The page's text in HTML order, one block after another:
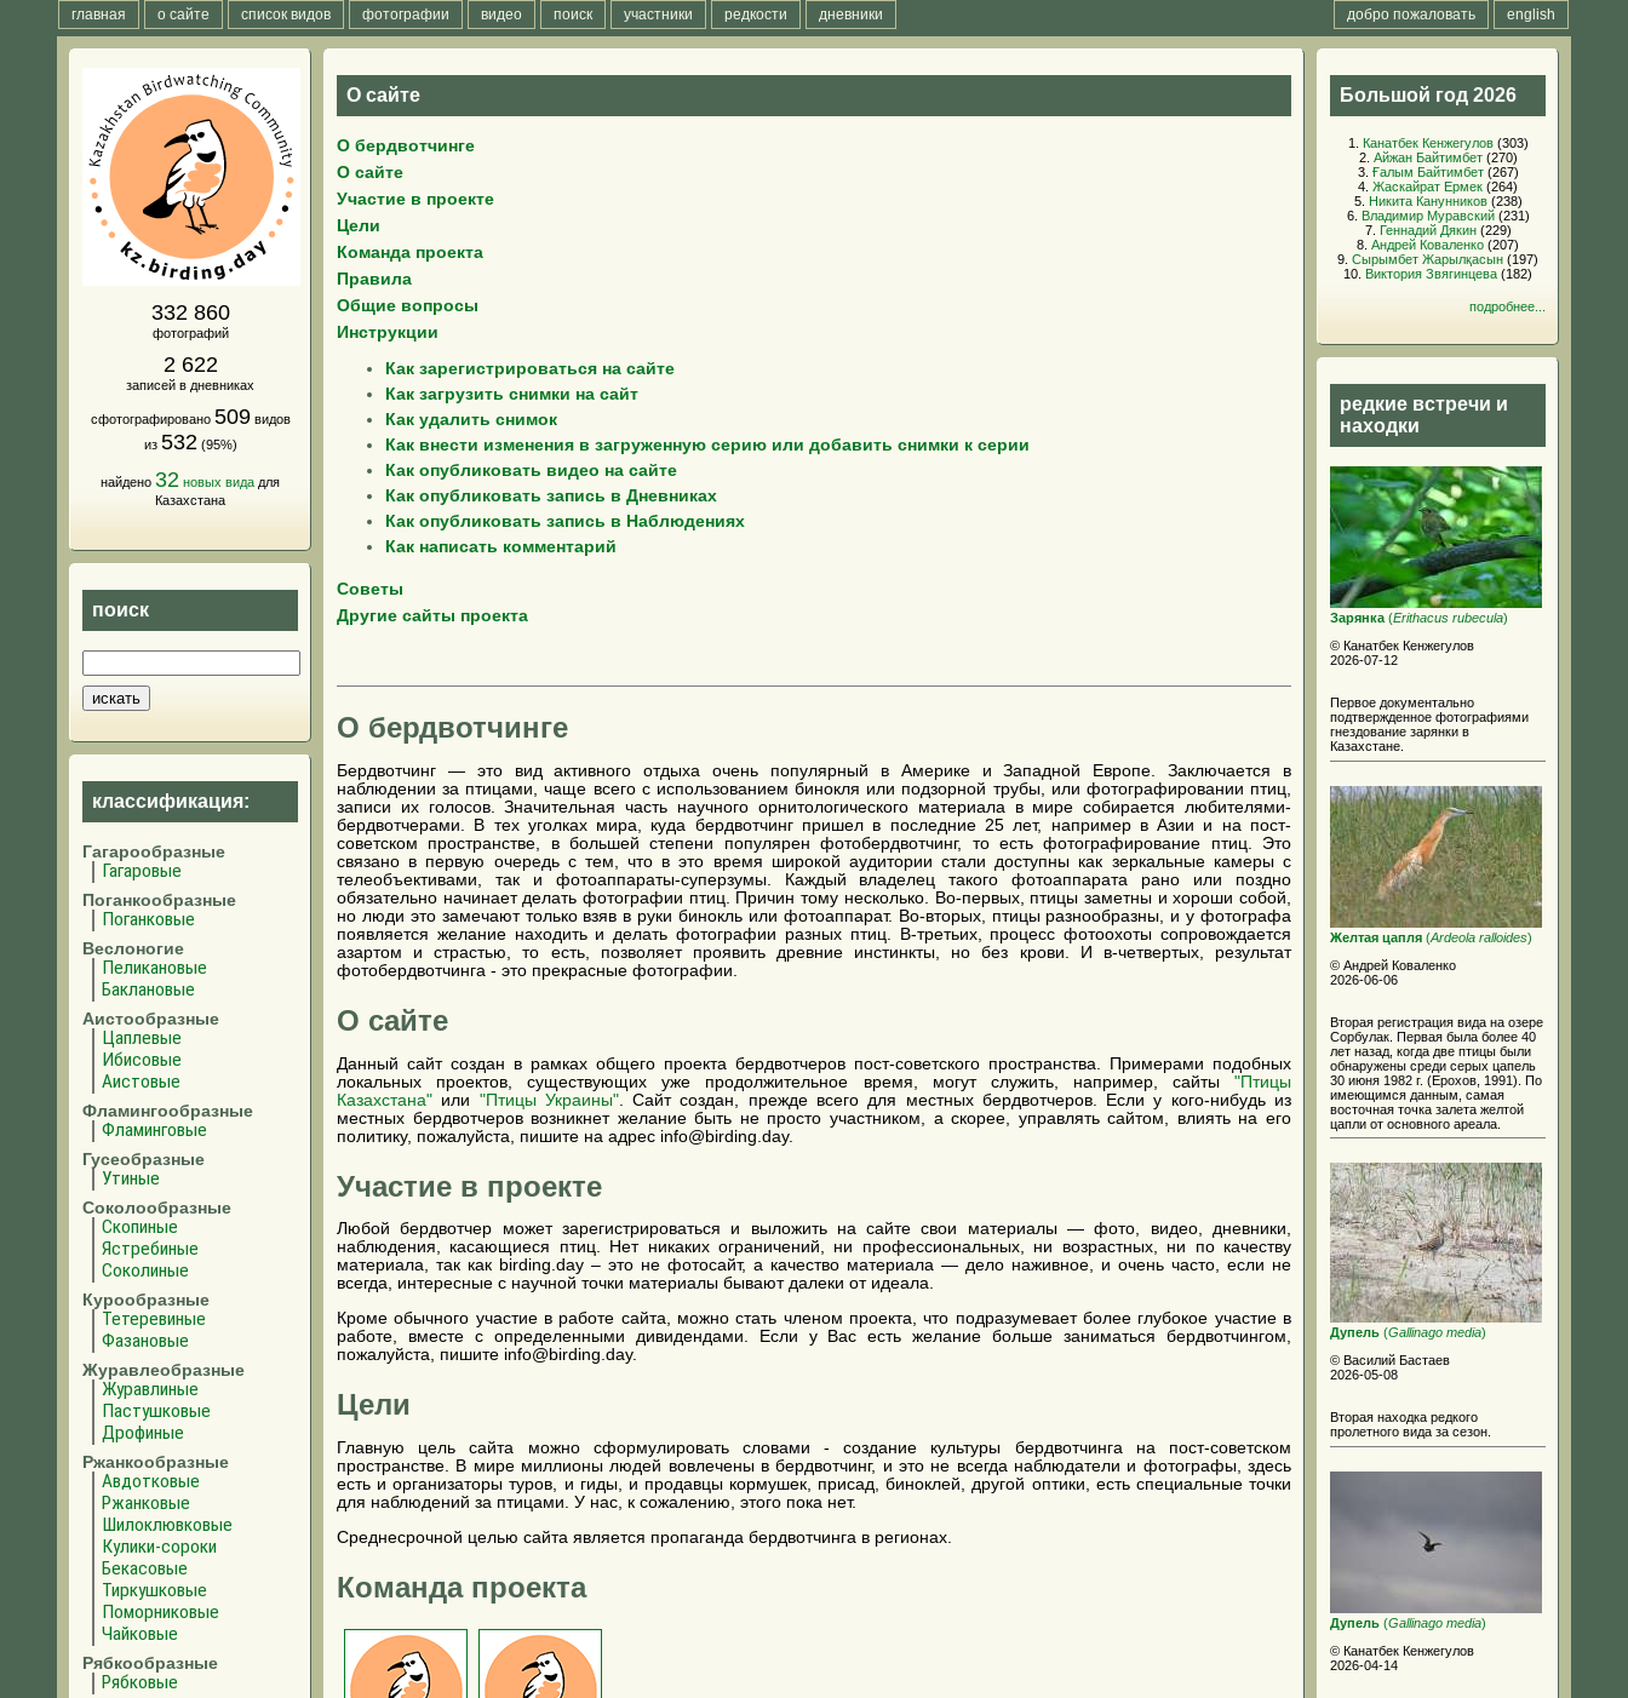
главная о сайте список видов фотографии видео поиск участники редкости дневники english
добро пожаловать
332 860
фотографий
2 622
записей в дневниках
сфотографировано 509видов
из 532 (95%)
найдено 32 новых вида для
Казахстана
поиск
классификация:
Гагарообразные
Гагаровые
Поганкообразные
Поганковые
Веслоногие
Пеликановые
Баклановые
Аистообразные
Цаплевые
Ибисовые
Аистовые
Фламингообразные
Фламинговые
Гусеобразные
Утиные
Соколообразные
Скопиные
Ястребиные
Соколиные
Курообразные
Тетеревиные
Фазановые
Журавлеобразные
Журавлиные
Пастушковые
Дрофиные
Ржанкообразные
Авдотковые
Ржанковые
Шилоклювковые
Кулики-сороки
Бекасовые
Тиркушковые
Поморниковые
Чайковые
Рябкообразные
Рябковые
О сайте
О бердвотчинге
О сайте
Участие в проекте
Цели
Команда проекта
Правила
Общие вопросы
Инструкции
Как зарегистрироваться на сайте
Как загрузить снимки на сайт
Как удалить снимок
Как внести изменения в загруженную серию или добавить снимки к серии
Как опубликовать видео на сайте
Как опубликовать запись в Дневниках
Как опубликовать запись в Наблюдениях
Как написать комментарий
Советы
Другие сайты проекта
О бердвотчинге
Бердвотчинг — это вид активного отдыха очень популярный в Америке и Западной Европе. Заключается в
наблюдении за птицами, чаще всего с использованием бинокля или подзорной трубы, или фотографировании птиц,
записи их голосов. Значительная часть научного орнитологического материала в мире собирается любителями-
бердвотчерами. В тех уголках мира, куда бердвотчинг пришел в последние 25 лет, например в Азии и на пост-
советском пространстве, в большей степени популярен фотобердвотчинг, то есть фотографирование птиц. Это
связано в первую очередь с тем, что в это время широкой аудитории стали доступны как зеркальные камеры с
телеобъективами, так и фотоаппараты-суперзумы. Каждый владелец такого фотоаппарата рано или поздно
обязательно начинает делать фотографии птиц. Причин тому несколько. Во-первых, птицы заметны и хороши собой,
но люди это замечают только взяв в руки бинокль или фотоаппарат. Во-вторых, птицы разнообразны, и у фотографа
появляется желание находить и делать фотографии разных птиц. В-третьих, процесс фотоохоты сопровождается
азартом и страстью, то есть, позволяет проявить древние инстинкты, но без крови. И в-четвертых, результат
фотобердвотчинга - это прекрасные фотографии.
О сайте
Данный сайт создан в рамках общего проекта бердвотчеров пост-советского пространства. Примерами подобных
локальных проектов, существующих уже продолжительное время, могут служить, например, сайты "Птицы
Казахстана" или "Птицы Украины". Сайт создан, прежде всего для местных бердвотчеров. Если у кого-нибудь из
местных бердвотчеров возникнет желание быть не просто участником, а скорее, управлять сайтом, влиять на его
политику, пожалуйста, пишите на адрес info@birding.day.
Участие в проекте
Любой бердвотчер может зарегистрироваться и выложить на сайте свои материалы — фото, видео, дневники,
наблюдения, касающиеся птиц. Нет никаких ограничений, ни профессиональных, ни возрастных, ни по качеству
материала, так как birding.day – это не фотосайт, а качество материала — дело наживное, и очень часто, если не
всегда, интересные с научной точки материалы бывают далеки от идеала.
Кроме обычного участие в работе сайта, можно стать членом проекта, что подразумевает более глубокое участие в
работе, вместе с определенными дивидендами. Если у Вас есть желание больше заниматься бердвотчингом,
пожалуйста, пишите info@birding.day.
Цели
Главную цель сайта можно сформулировать словами - создание культуры бердвотчинга на пост-советском
пространстве. В мире миллионы людей вовлечены в бердвотчинг, и это не всегда наблюдатели и фотографы, здесь
есть и организаторы туров, и гиды, и продавцы кормушек, присад, биноклей, другой оптики, есть специальные точки
для наблюдений за птицами. У нас, к сожалению, этого пока нет.
Среднесрочной целью сайта является пропаганда бердвотчинга в регионах.
Команда проекта
Большой год 2026
1. Канатбек Кенжегулов(303)
2. Айжан Байтимбет(270)
3. Ғалым Байтимбет(267)
4. Жаскайрат Ермек (264)
5. Никита Канунников(238)
6. Владимир Муравский(231)
7. Геннадий Дякин(229)
8. Андрей Коваленко (207)
9. Сырымбет Жарылқасын (197)
10. Виктория Звягинцева (182)
подробнее...
редкие встречи и
находки
Зарянка (Erithacus rubecula)
© Канатбек Кенжегулов
2026-07-12
Первое документально
подтвержденное фотографиями
гнездование зарянки в
Казахстане.
Желтая цапля (Ardeola ralloides)
© Андрей Коваленко
2026-06-06
Вторая регистрация вида на озере
Сорбулак. Первая была более 40
лет назад, когда две птицы были
обнаружены среди серых цапель
30 июня 1982 г. (Ерохов, 1991). По
имеющимся данным, самая
восточная точка залета желтой
цапли от основного ареала.
Дупель (Gallinago media)
© Василий Бастаев
2026-05-08
Вторая находка редкого
пролетного вида за сезон.
Дупель (Gallinago media)
© Канатбек Кенжегулов
2026-04-14